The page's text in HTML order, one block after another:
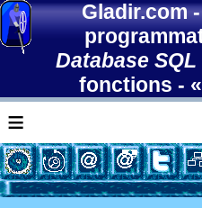
Gladir.com
Database SQL
fonctions - «
≡